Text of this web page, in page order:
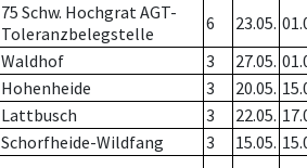
75 Schw. Hochgrat AGT-
Toleranzbelegstelle
6 23.05.
Waldhof 3 27.05.
Hohenheide 3 20.05.
Lattbusch 3 22.05.
Schorfheide-Wildfang 3 15.05.